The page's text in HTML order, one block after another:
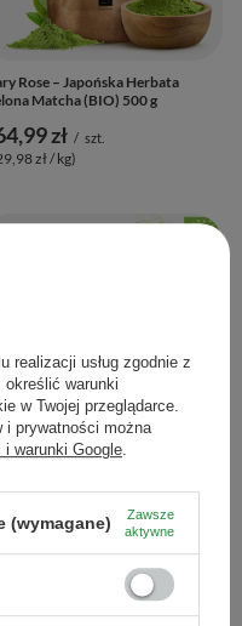
Rose – Japońska Herbata
Matcha (BIO) 500 g
zł / szt.
zł / kg)
Matcha (BIO) Premium 30 g
zł / szt.
zł / kg)
realizacji usług zgodnie z
określić warunki
w Twojej przeglądarce.
i prywatności można
i warunki Google
(wymagane)
Zawsze
aktywne